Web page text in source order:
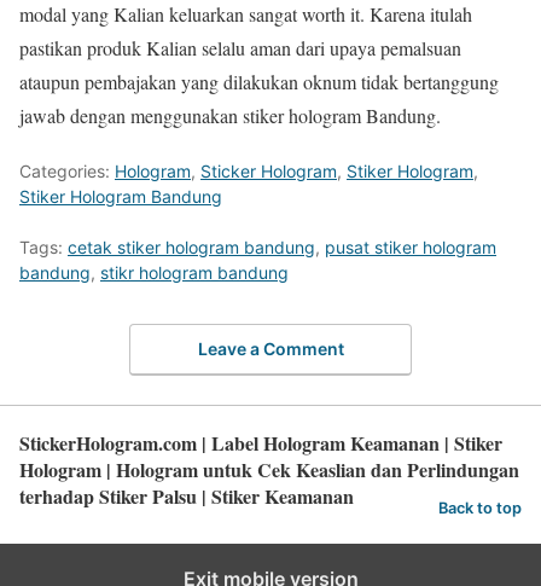
modal yang Kalian keluarkan sangat worth it. Karena itulah
pastikan produk Kalian selalu aman dari upaya pemalsuan
ataupun pembajakan yang dilakukan oknum tidak bertanggung
jawab dengan menggunakan stiker hologram Bandung.
Categories: Hologram, Sticker Hologram, Stiker Hologram,
Stiker Hologram Bandung
Tags: cetak stiker hologram bandung, pusat stiker hologram
bandung, stikr hologram bandung
Leave a Comment
StickerHologram.com | Label Hologram Keamanan | Stiker
Hologram | Hologram untuk Cek Keaslian dan Perlindungan
terhadap Stiker Palsu | Stiker Keamanan
Back to top
Exit mobile version